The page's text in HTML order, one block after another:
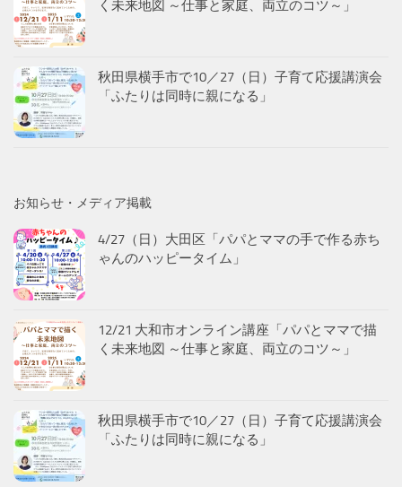
く未来地図 ～仕事と家庭、両立のコツ～」
秋田県横手市で10／27（日）子育て応援講演会
「ふたりは同時に親になる」
お知らせ・メディア掲載
4/27（日）大田区「パパとママの手で作る赤ち
ゃんのハッピータイム」
12/21 大和市オンライン講座「パパとママで描
く未来地図 ～仕事と家庭、両立のコツ～」
秋田県横手市で10／27（日）子育て応援講演会
「ふたりは同時に親になる」